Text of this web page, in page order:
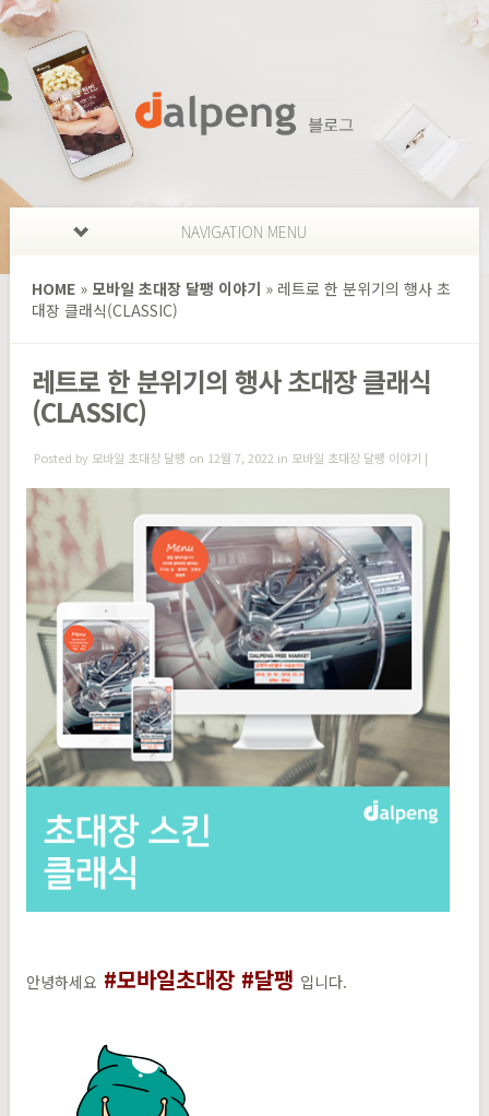
NAVIGATION MENU
HOME » 모바일 초대장 달팽 이야기 »레트로 한 분위기의 행사 초
대장 클래식(CLASSIC)
레트로 한 분위기의 행사 초대장 클래식
(CLASSIC)
Posted by 모바일 초대장 달팽 on 12월 7, 2022 in 모바일 초대장 달팽 이야기 |
안녕하세요 #모바일초대장 #달팽​ 입니다.